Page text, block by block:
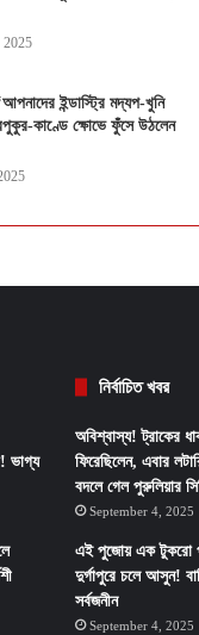
ইন্ডাস্ট্রি মদ্যপ-খুনি
কাণ্ডে ক্ষোভে ফুঁসে উঠলেন
ভাগ্য
নির্বাচিত খবর
অবিশ্বাস্য! ট্রাকের
ফিরেছিলেন, এবার
বদলে গেল পুরুলিয়ার
September 4, 2025
এই পুজোয় এক টুকরো
দুর্গাপুরে চলে আসুন!
সর্বজনীন
September 4, 2025